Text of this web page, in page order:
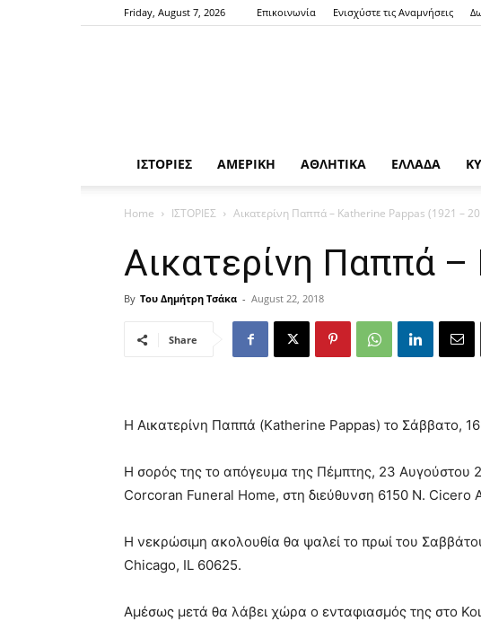
Friday, August 7, 2026 Επικοινωνία Ενισχύστε τις Αναμνήσεις
ΙΣΤΟΡΙΕΣ ΑΜΕΡΙΚΗ ΑΘΛΗΤΙΚΑ ΕΛΛΑΔΑ
Home ΙΣΤΟΡΙΕΣ Αικατερίνη Παππά – Katherine Pappas (1921 –
Αικατερίνη Παππά
By Του Δημήτρη Τσάκα - August 22, 2018
Share
Η Αικατερίνη Παππά (Katherine Pappas) το Σάββατο,
Η σορός της το απόγευμα της Πέμπτης, 23 Αυγούστου
Corcoran Funeral Home, στη διεύθυνση 6150 N. Cicero
Η νεκρώσιμη ακολουθία θα ψαλεί το πρωί του
Chicago, IL 60625.
Αμέσως μετά θα λάβει χώρα ο ενταφιασμός της στο